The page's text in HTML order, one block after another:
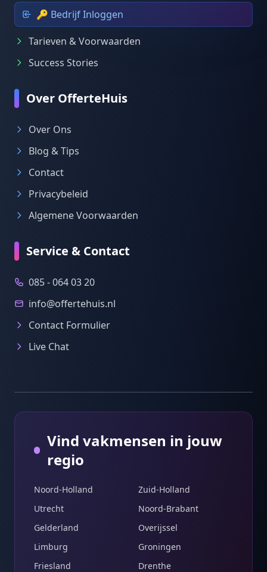
🔑 Bedrijf Inloggen
Tarieven & Voorwaarden
Success Stories
Over OfferteHuis
Over Ons
Blog & Tips
Contact
Privacybeleid
Algemene Voorwaarden
Service & Contact
085 - 064 03 20
info@offertehuis.nl
Contact Formulier
Live Chat
Vind vakmensen in jouw
regio
Noord-Holland
Zuid-Holland
Utrecht
Noord-Brabant
Gelderland
Overijssel
Limburg
Groningen
Friesland
Drenthe